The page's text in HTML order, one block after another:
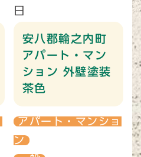
日
安八郡輪之内町
アパート・マン
ション 外壁塗装
茶色
アパート・マンショ
ン